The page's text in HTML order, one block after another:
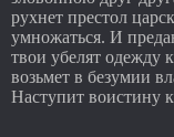
рухнет престол
умножаться. И
твои убелят одежду
возьмет в безумии
Наступит воистину